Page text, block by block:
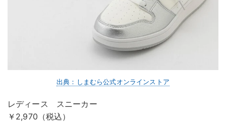
出典：しまむら公式オンラインストア
レディース スニーカー
￥2,970（税込）